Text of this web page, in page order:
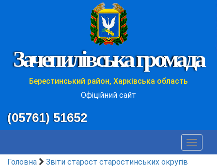
Зачепилівська громада
Берестинський район, Харківська область
Офіційний сайт
(05761) 51652
Toggle
Головна
Звіти старост старостинських округів